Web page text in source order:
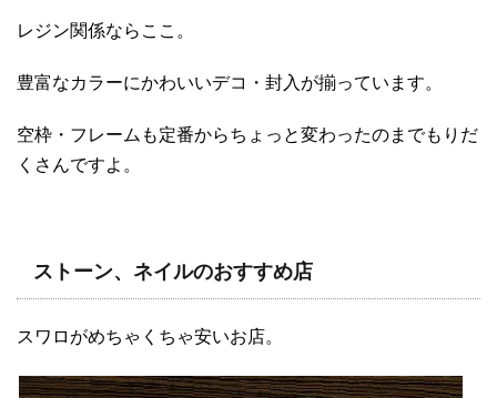
レジン関係ならここ。
豊富なカラーにかわいいデコ・封入が揃っています。
空枠・フレームも定番からちょっと変わったのまでもりだ
くさんですよ。
ストーン、ネイルのおすすめ店
スワロがめちゃくちゃ安いお店。